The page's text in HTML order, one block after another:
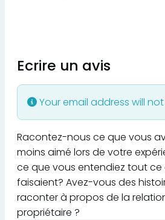
Ecrire un avis
Your email address will
Racontez-nous ce que vous
moins aimé lors de votre
ce que vous entendiez tout ce
faisaient? Avez-vous des
raconter à propos de la
propriétaire ?